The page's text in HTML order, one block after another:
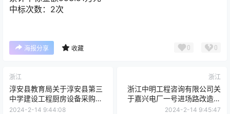
中标次数：2次
海报分享 收藏 0 0
浙江
淳安县教育局关于淳安县第三
中学建设工程厨房设备采购项
目
2024-2-14 9:44:08
浙江
浙江中明工程咨询有限公司关
于嘉兴电厂一号进场路改造提
升工程的竞争性磋商公告
2024-2-14 9:45:47